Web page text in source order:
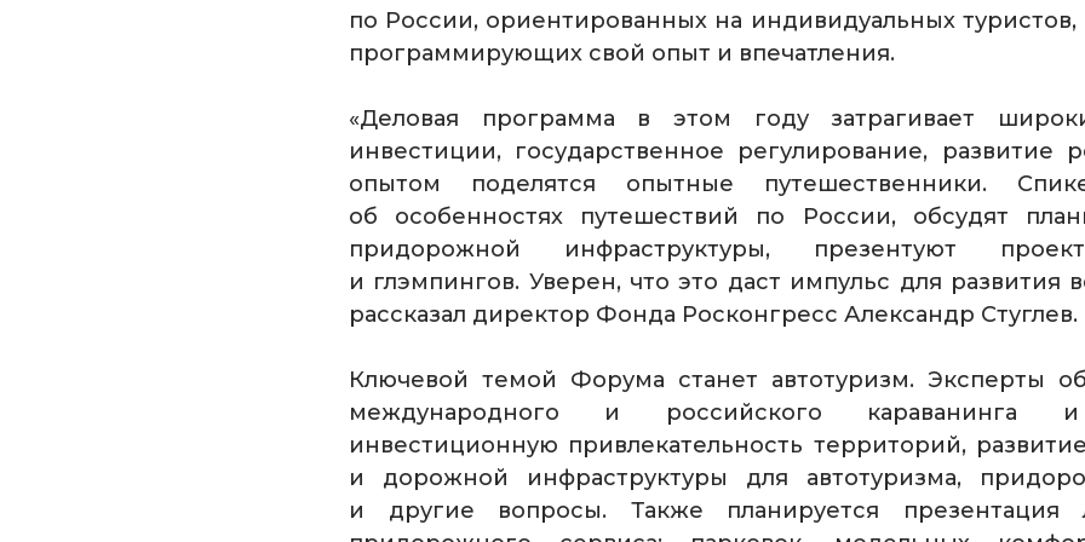
по России, ориентированных на индивидуальных туристов,
программирующих свой опыт и впечатления.
«Деловая программа в этом году затрагивает
инвестиции, государственное регулирование, развитие
опытом поделятся опытные путешественники.
об особенностях путешествий по России, обсудят
придорожной инфраструктуры, презентуют
и глэмпингов. Уверен, что это даст импульс для развития
рассказал директор Фонда Росконгресс Александр Стуглев.
Ключевой темой Форума станет автотуризм. Эксперты
международного и российского караванинга и
инвестиционную привлекательность территорий,
и дорожной инфраструктуры для автотуризма,
и другие вопросы. Также планируется презентация